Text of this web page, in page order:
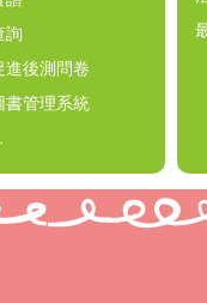
詢
進後測問卷
書管理系統